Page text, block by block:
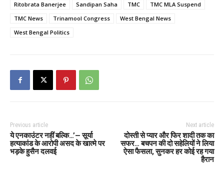
Ritobrata Banerjee
Sandipan Saha TMC
TMC MLA Suspend
TMC News
Trinamool Congress
West Bengal News
West Bengal Politics
Previous article
ये एनकाउंटर नहीं बल्कि…’— सूर्या
हत्याकांड के आरोपी असद के खात्मे पर
भड़के हुसैन दलवई
Next article
दोस्ती से प्यार और फिर शादी तक का
सफर… बचपन की दो सहेलियों ने लिया
ऐसा फैसला, सुनकर हर कोई रह गया
हैरान